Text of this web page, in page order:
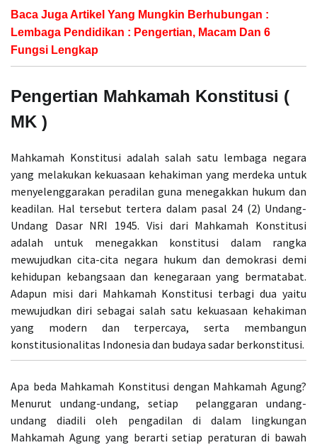
Baca Juga Artikel Yang Mungkin Berhubungan :
Lembaga Pendidikan : Pengertian, Macam Dan 6
Fungsi Lengkap
Pengertian Mahkamah Konstitusi (
MK )
Mahkamah Konstitusi adalah salah satu lembaga negara
yang melakukan kekuasaan kehakiman yang merdeka untuk
menyelenggarakan peradilan guna menegakkan hukum dan
keadilan. Hal tersebut tertera dalam pasal 24 (2) Undang-
Undang Dasar NRI 1945. Visi dari Mahkamah Konstitusi
adalah untuk menegakkan konstitusi dalam rangka
mewujudkan cita-cita negara hukum dan demokrasi demi
kehidupan kebangsaan dan kenegaraan yang bermatabat.
Adapun misi dari Mahkamah Konstitusi terbagi dua yaitu
mewujudkan diri sebagai salah satu kekuasaan kehakiman
yang modern dan terpercaya, serta membangun
konstitusionalitas Indonesia dan budaya sadar berkonstitusi.
Apa beda Mahkamah Konstitusi dengan Mahkamah Agung?
Menurut undang-undang, setiap pelanggaran undang-
undang diadili oleh pengadilan di dalam lingkungan
Mahkamah Agung yang berarti setiap peraturan di bawah